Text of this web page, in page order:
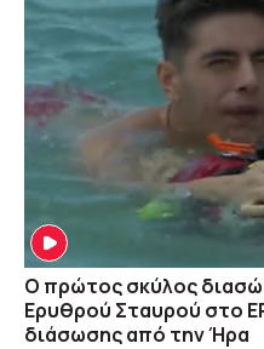
Ο πρώτος σκύλος
Ερυθρού Σταυρού στο
διάσωσης από την Ήρα